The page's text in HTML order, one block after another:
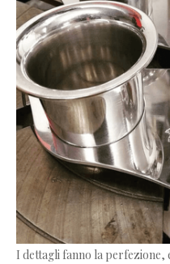
I dettagli fanno la perfezione,